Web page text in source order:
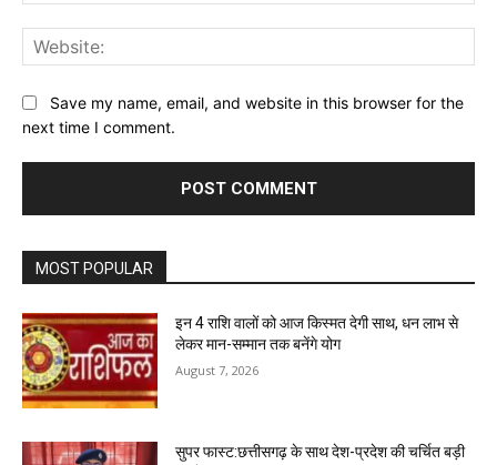
Save my name, email, and website in this browser for the
next time I comment.
MOST POPULAR
इन 4 राशि वालों को आज किस्मत देगी साथ, धन लाभ से
लेकर मान-सम्मान तक बनेंगे योग
August 7, 2026
सुपर फास्ट:छत्तीसगढ़ के साथ देश-प्रदेश की चर्चित बड़ी